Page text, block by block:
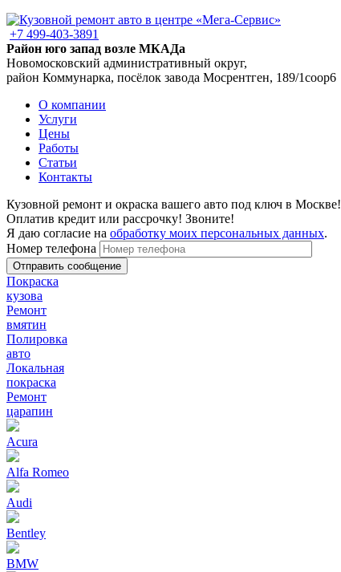
+7 499-403-3891
Район юго запад возле МКАДа
Новомосковский административный округ,
район Коммунарка, посёлок завода Мосрентген, 189/1соор6
О компании
Услуги
Цены
Работы
Статьи
Контакты
Кузовной ремонт и окраска вашего авто под ключ в Москве!
Оплатив кредит или рассрочку! Звоните!
Я даю согласие на обработку моих персональных данных.
Номер телефона
Покраска
кузова
Ремонт
вмятин
Полировка
авто
Локальная
покраска
Ремонт
царапин
Acura
Alfa Romeo
Audi
Bentley
BMW